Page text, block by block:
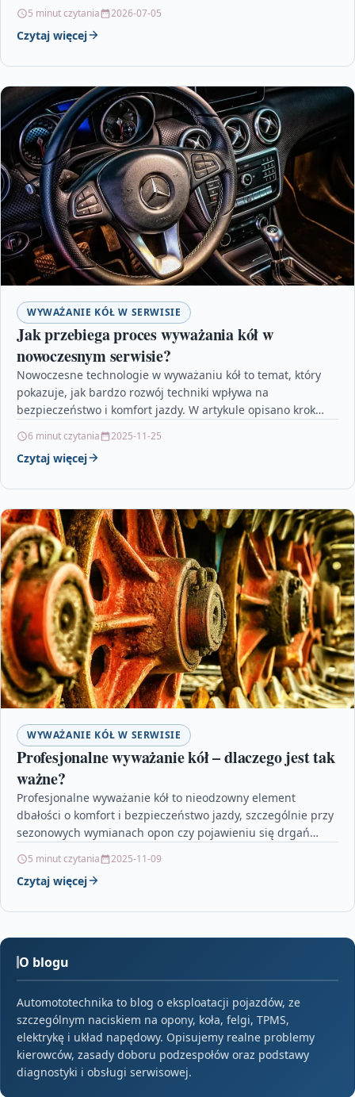
5 minut czytania 2026-07-05
Czytaj więcej
WYWAŻANIE KÓŁ W SERWISIE
Jak przebiega proces wyważania kół w
nowoczesnym serwisie?
Nowoczesne technologie w wyważaniu kół to temat, który
pokazuje, jak bardzo rozwój techniki wpływa na
bezpieczeństwo i komfort jazdy. W artykule opisano krok
6 minut czytania 2025-11-25
Czytaj więcej
WYWAŻANIE KÓŁ W SERWISIE
Profesjonalne wyważanie kół – dlaczego jest tak
ważne?
Profesjonalne wyważanie kół to nieodzowny element
dbałości o komfort i bezpieczeństwo jazdy, szczególnie przy
sezonowych wymianach opon czy pojawieniu się drgań
5 minut czytania 2025-11-09
Czytaj więcej
O blogu
Automototechnika to blog o eksploatacji pojazdów, ze
szczególnym naciskiem na opony, koła, felgi, TPMS,
elektrykę i układ napędowy. Opisujemy realne problemy
kierowców, zasady doboru podzespołów oraz podstawy
diagnostyki i obsługi serwisowej.